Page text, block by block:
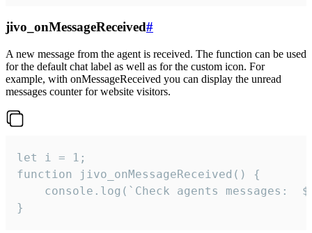
jivo_onMessageReceived#
A new message from the agent is received. The function can be used
for the default chat label as well as for the custom icon. For
example, with onMessageReceived you can display the unread
messages counter for website visitors.
let i = 1;
function jivo_onMessageReceived() {
}